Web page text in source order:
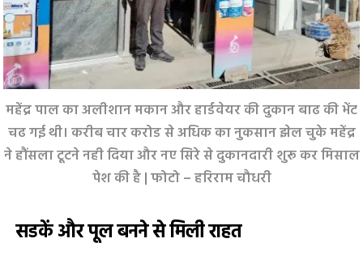
महेंद्र पाल का अलीशान मकान और हार्डवेयर की दुकान बाढ की भेंट
चढ गई थी। करीब चार करोड से अधिक का नुकसान झेल चुके महेंद्र
ने हौंसला टूटने नही दिया और नए सिरे से दुकानदारी शुरू कर मिसाल
पेश की है | फोटो – हरिराम चौधरी
सडकें और पूल बनने से मिली राहत